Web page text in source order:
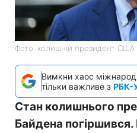
Фото: колишній президент
Вимкни хаос
тільки важливе з РБК-
Стан колишнього
Байдена